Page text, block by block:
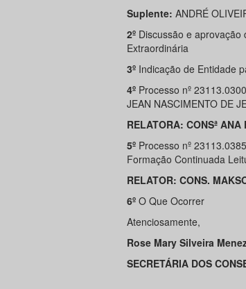
Suplente: ANDRÉ
2º Discussão e
Extraordinária
3º Indicação de Entidade
4º Processo nº
JEAN NASCIMENTO DE
RELATORA: CONSª
5º Processo nº
Formação Continuada
RELATOR: CONS.
6º O Que Ocorrer
Atenciosamente,
Rose Mary Silveira
SECRETÁRIA DOS